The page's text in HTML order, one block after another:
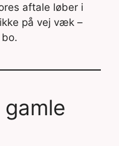
aftale løber i
på vej væk –